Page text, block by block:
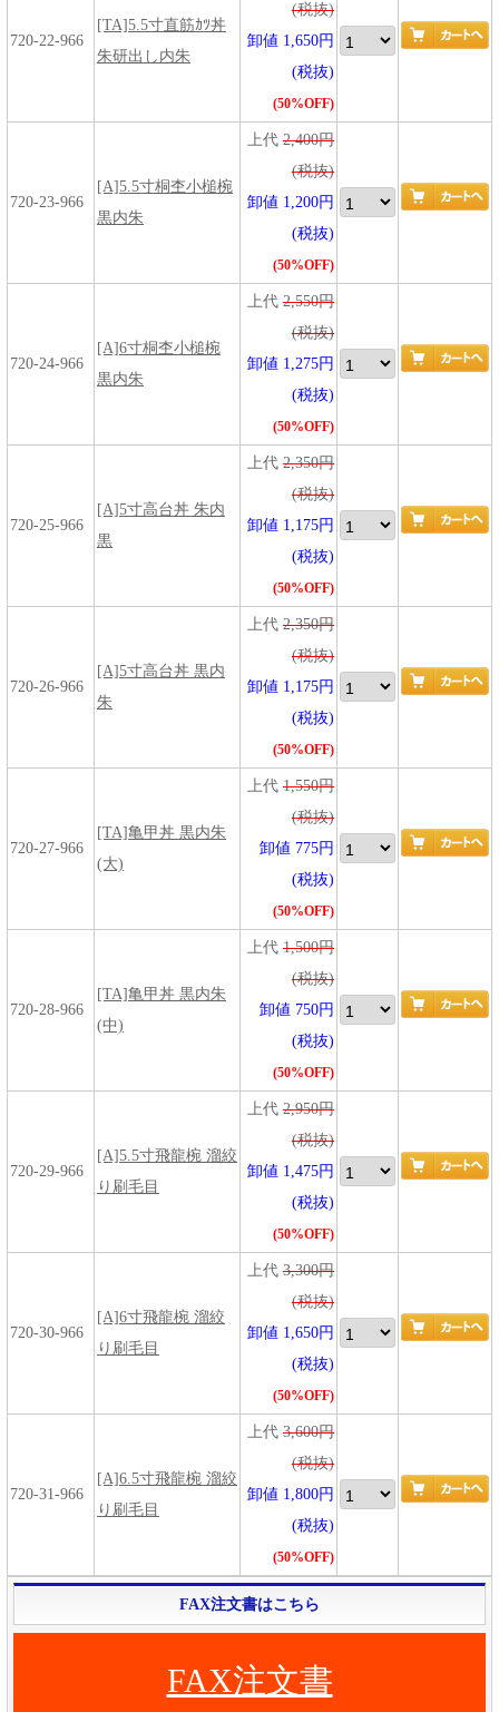
720-22-966
[TA]5.5寸直筋ｶﾂ丼
朱研出し内朱
(税抜)
卸値 1,650円
(税抜)
(50%OFF)
720-23-966
[A]5.5寸桐杢小槌椀
黒内朱
上代 2,400円
(税抜)
卸値 1,200円
(税抜)
(50%OFF)
720-24-966
[A]6寸桐杢小槌椀
黒内朱
上代 2,550円
(税抜)
卸値 1,275円
(税抜)
(50%OFF)
720-25-966
[A]5寸高台丼 朱内
黒
上代 2,350円
(税抜)
卸値 1,175円
(税抜)
(50%OFF)
720-26-966
[A]5寸高台丼 黒内
朱
上代 2,350円
(税抜)
卸値 1,175円
(税抜)
(50%OFF)
720-27-966
[TA]亀甲丼 黒内朱
(大)
上代 1,550円
(税抜)
卸値 775円
(税抜)
(50%OFF)
720-28-966
[TA]亀甲丼 黒内朱
(中)
上代 1,500円
(税抜)
卸値 750円
(税抜)
(50%OFF)
720-29-966
[A]5.5寸飛龍椀 溜絞
り刷毛目
上代 2,950円
(税抜)
卸値 1,475円
(税抜)
(50%OFF)
720-30-966
[A]6寸飛龍椀 溜絞
り刷毛目
上代 3,300円
(税抜)
卸値 1,650円
(税抜)
(50%OFF)
720-31-966
[A]6.5寸飛龍椀 溜絞
り刷毛目
上代 3,600円
(税抜)
卸値 1,800円
(税抜)
(50%OFF)
FAX注文書はこちら
FAX注文書